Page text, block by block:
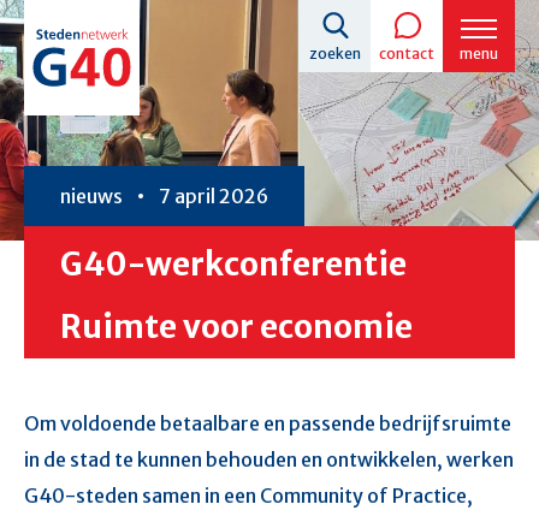
Overslaan
en
naar
de
inhoud
gaan
zoeken contact menu
G40-werkconferentie
Ruimte voor economie
nieuws 7 april 2026
Om voldoende betaalbare en passende bedrijfsruimte
in de stad te kunnen behouden en ontwikkelen, werken
G40-steden samen in een Community of Practice,